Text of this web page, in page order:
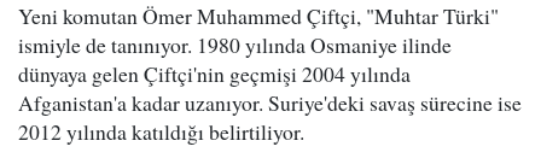
Yeni komutan Ömer Muhammed Çiftçi, "Muhtar Türki"
ismiyle de tanınıyor. 1980 yılında Osmaniye ilinde
dünyaya gelen Çiftçi'nin geçmişi 2004 yılında
Afganistan'a kadar uzanıyor. Suriye'deki savaş sürecine ise
2012 yılında katıldığı belirtiliyor.